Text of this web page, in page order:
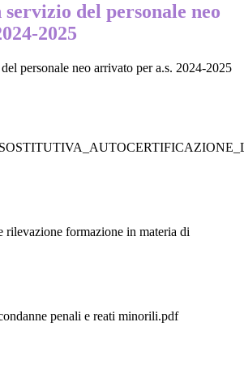
servizio del personale neo
2025
personale neo arrivato per a.s. 2024-2025
rilevazione formazione in materia di
penali e reati minorili.pdf